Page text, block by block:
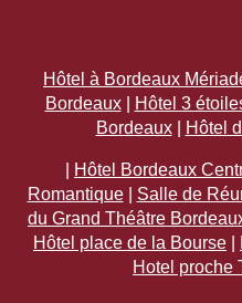
Hôtel à Bordeaux
Bordeaux| Hôtel 3
Bordeaux| Hôtel
Hôtel Bordeaux
Romantique| Salle de
du Grand Théâtre
Hôtel place de la Bourse
Hotel proche